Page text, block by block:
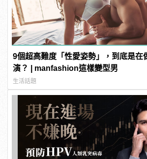
9個超高難度「性愛姿勢」，到底是在
演？ | manfashion這樣變型男
生活話題